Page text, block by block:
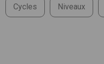
Cycles Niveaux